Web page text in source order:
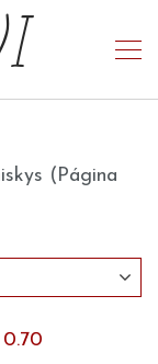
(Página